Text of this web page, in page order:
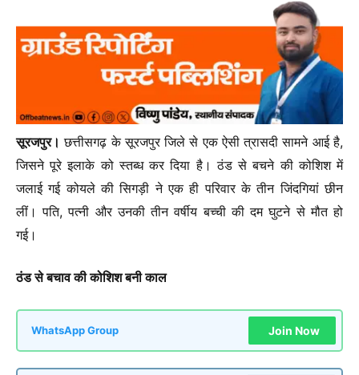
सूरजपुर। छत्तीसगढ़ के सूरजपुर जिले से एक ऐसी त्रासदी सामने आई है,
जिसने पूरे इलाके को स्तब्ध कर दिया है। ठंड से बचने की कोशिश में
जलाई गई कोयले की सिगड़ी ने एक ही परिवार के तीन जिंदगियां छीन
लीं। पति, पत्नी और उनकी तीन वर्षीय बच्ची की दम घुटने से मौत हो
गई।
ठंड से बचाव की कोशिश बनी काल
WhatsApp Group Join Now